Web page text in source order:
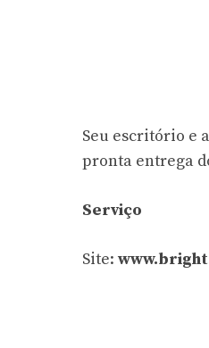
Seu escritório e
pronta entrega
Serviço
Site: